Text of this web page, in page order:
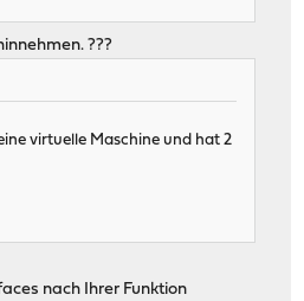
???
virtuelle Maschine und hat 2
nach Ihrer Funktion